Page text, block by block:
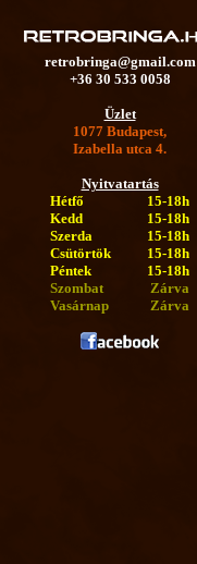
retrobringa@gmail.com
+36 30 533 0058
Üzlet
1077 Budapest,
Izabella utca 4.
Nyitvatartás
Hétfő
15-18h
Kedd
15-18h
Szerda
15-18h
Csütörtök
15-18h
Péntek
15-18h
Szombat
Zárva
Vasárnap
Zárva